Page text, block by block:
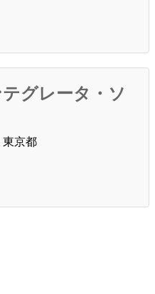
グレータ・ソ
東京都